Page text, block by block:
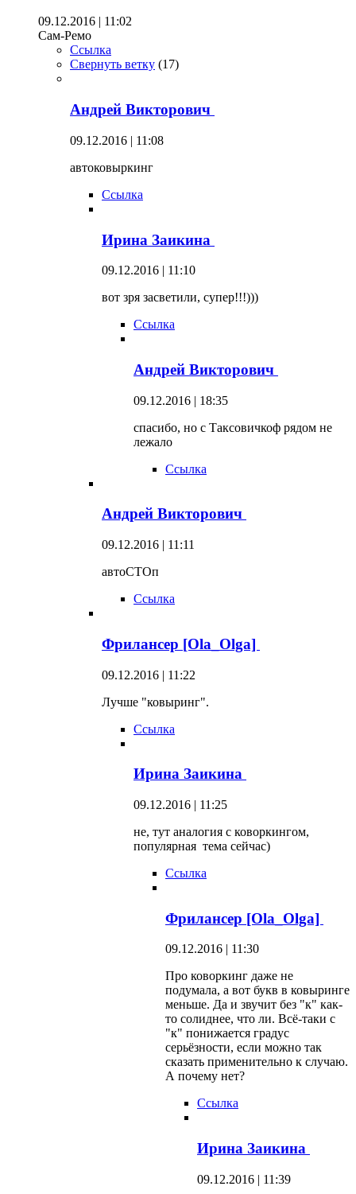
09.12.2016 | 11:02
Сам-Ремо
Ссылка
Свернуть ветку (17)
Андрей Викторович
09.12.2016 | 11:08
автоковыркинг
Ссылка
Ирина Заикина
09.12.2016 | 11:10
вот зря засветили, супер!!!)))
Ссылка
Андрей Викторович
09.12.2016 | 18:35
спасибо, но с Таксовичкоф рядом не
лежало
Ссылка
Андрей Викторович
09.12.2016 | 11:11
автоСТОп
Ссылка
Фрилансер [Ola_Olga]
09.12.2016 | 11:22
Лучше "ковыринг".
Ссылка
Ирина Заикина
09.12.2016 | 11:25
не, тут аналогия с коворкингом,
популярная тема сейчас)
Ссылка
Фрилансер [Ola_Olga]
09.12.2016 | 11:30
Про коворкинг даже не
подумала, а вот букв в ковыринге
меньше. Да и звучит без "к" как-
то солиднее, что ли. Всё-таки с
"к" понижается градус
серьёзности, если можно так
сказать применительно к случаю.
А почему нет?
Ссылка
Ирина Заикина
09.12.2016 | 11:39